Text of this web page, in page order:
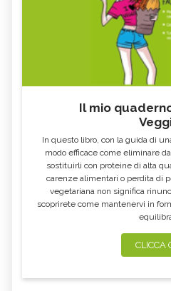
Il mio
In questo libro, con la guida di
modo efficace come eliminare
sostituirli con proteine di alta
carenze alimentari o perdita di
vegetariana non significa
scoprirete come mantenervi in
CLICCA